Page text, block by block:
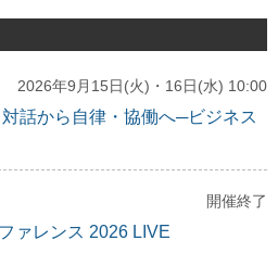
2026年9月15日(火)・16日(水) 10:00
話から自律・協働へ─ビジネス
開催終了
ァレンス 2026 LIVE